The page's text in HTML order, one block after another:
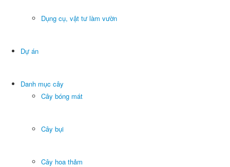
Dụng cụ, vật tư làm vườn
Dự án
Danh mục cây
Cây bóng mát
Cây bụi
Cây hoa thảm